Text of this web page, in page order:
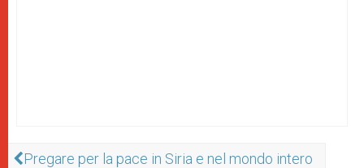
Pregare per la pace in Siria e nel mondo intero